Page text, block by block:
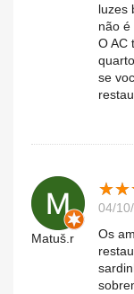
luzes
não é
O AC
se
Matuš.r
★★
★★
04/
Os